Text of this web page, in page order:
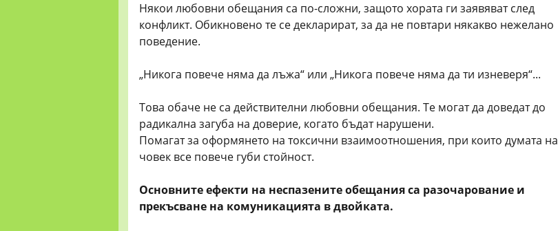
Някои любовни обещания са по-сложни, защото хората ги заявяват след
конфликт. Обикновено те се декларират, за да не повтари някакво нежелано
поведение.
„Никога повече няма да лъжа“ или „Никога повече няма да ти изневеря“...
Това обаче не са действителни любовни обещания. Те могат да доведат до
радикална загуба на доверие, когато бъдат нарушени.
Помагат за оформянето на токсични взаимоотношения, при които думата на
човек все повече губи стойност.
Основните ефекти на неспазените обещания са разочарование и
прекъсване на комуникацията в двойката.